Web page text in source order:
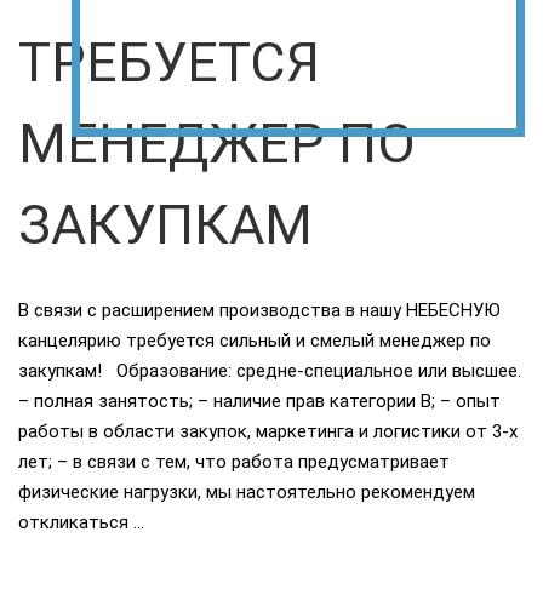
ТРЕБУЕТСЯ
МЕНЕДЖЕР ПО
ЗАКУПКАМ
В связи с расширением производства в нашу НЕБЕСНУЮ
канцелярию требуется сильный и смелый менеджер по
закупкам! Образование: средне-специальное или высшее.
– полная занятость; – наличие прав категории В; – опыт
работы в области закупок, маркетинга и логистики от 3-х
лет; – в связи с тем, что работа предусматривает
физические нагрузки, мы настоятельно рекомендуем
откликаться …